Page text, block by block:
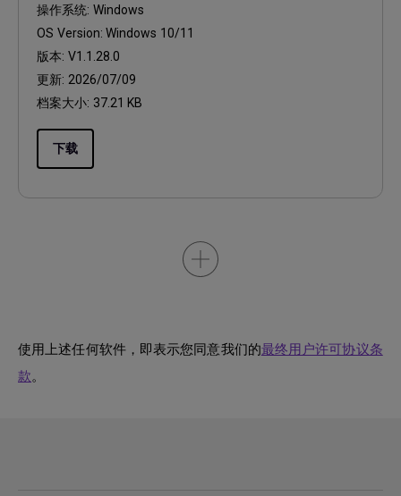
操作系统: Windows
OS Version: Windows 10/11
版本: V1.1.28.0
更新: 2026/07/09
档案大小: 37.21 KB
下载
使用上述任何软件，即表示您同意我们的最终用户许可协议条
款。